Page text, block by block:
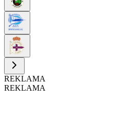
REKLAMA
REKLAMA